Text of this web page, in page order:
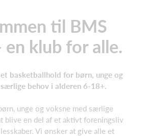
til BMS
en klub for alle.
basketballhold for børn, unge og
behov i alderen 6-18+.
unge og voksne med særlige
blive en del af et aktivt foreningsliv
Vi ønsker at give alle et